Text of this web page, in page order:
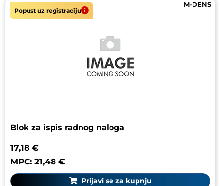
ORBIS
POLIDENT
POLIRAPID
Popust uz registraciju
Blok za ispis radnog naloga
17,18 €
MPC: 21,48 €
M-DENS
Prijavi se za kupnju